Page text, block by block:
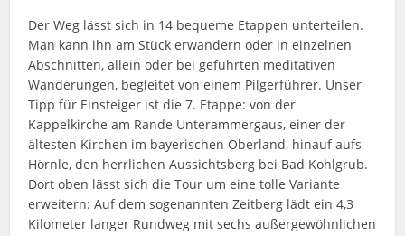
Der Weg lässt sich in 14 bequeme Etappen unterteilen.
Man kann ihn am Stück erwandern oder in einzelnen
Abschnitten, allein oder bei geführten meditativen
Wanderungen, begleitet von einem Pilgerführer. Unser
Tipp für Einsteiger ist die 7. Etappe: von der
Kappelkirche am Rande Unterammergaus, einer der
ältesten Kirchen im bayerischen Oberland, hinauf aufs
Hörnle, den herrlichen Aussichtsberg bei Bad Kohlgrub.
Dort oben lässt sich die Tour um eine tolle Variante
erweitern: Auf dem sogenannten Zeitberg lädt ein 4,3
Kilometer langer Rundweg mit sechs außergewöhnlichen